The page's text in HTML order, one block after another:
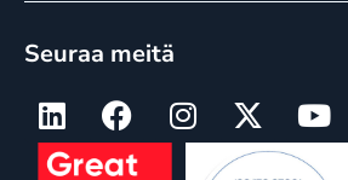
Seuraa meitä